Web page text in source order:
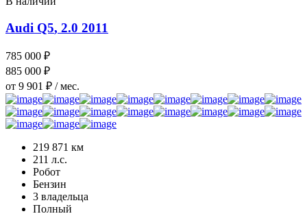
Audi Q5, 2.0 2011
785 000 ₽
885 000 ₽
от 9 901 ₽ / мес.
219 871 км
211 л.с.
Робот
Бензин
3 владельца
Полный